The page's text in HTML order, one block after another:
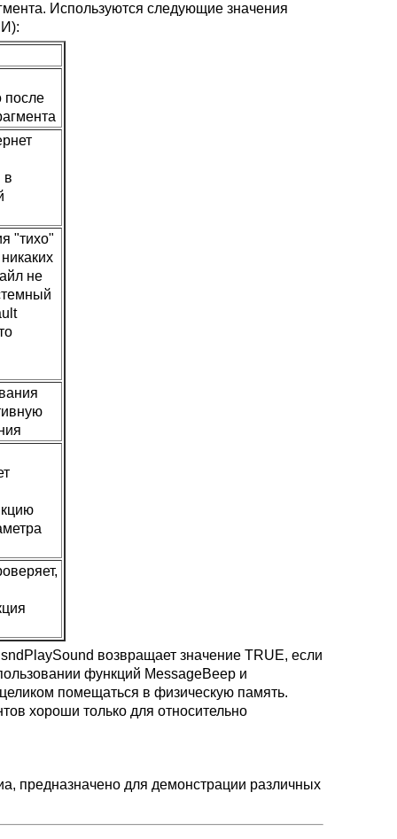
Используются следующие значения
после
в
"тихо"
не
возвращает значение TRUE, если
функций MessageBeep и
помещаться в физическую память.
хороши только для относительно
предназначено для демонстрации различных